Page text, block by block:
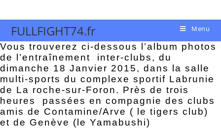
FULLFIGHT74.fr Menu
Vous trouverez ci-dessous l’album photos
de l’entraînement inter-clubs, du
dimanche 18 Janvier 2015, dans la salle
multi-sports du complexe sportif Labrunie
de La roche-sur-Foron. Près de trois
heures passées en compagnie des clubs
amis de Contamine/Arve ( le tigers club)
et de Genève (le Yamabushi)